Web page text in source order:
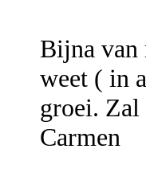
Bijna van
weet ( in
groei. Zal
Carmen